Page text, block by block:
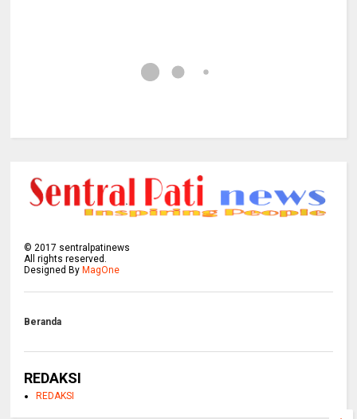
© 2017 sentralpatinews
All rights reserved.
Designed ByMagOne
Beranda
REDAKSI
REDAKSI